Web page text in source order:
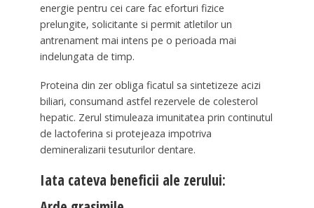
energie pentru cei care fac eforturi fizice
prelungite, solicitante si permit atletilor un
antrenament mai intens pe o perioada mai
indelungata de timp.
Proteina din zer obliga ficatul sa sintetizeze acizi
biliari, consumand astfel rezervele de colesterol
hepatic. Zerul stimuleaza imunitatea prin continutul
de lactoferina si protejeaza impotriva
demineralizarii tesuturilor dentare.
Iata cateva beneficii ale zerului: